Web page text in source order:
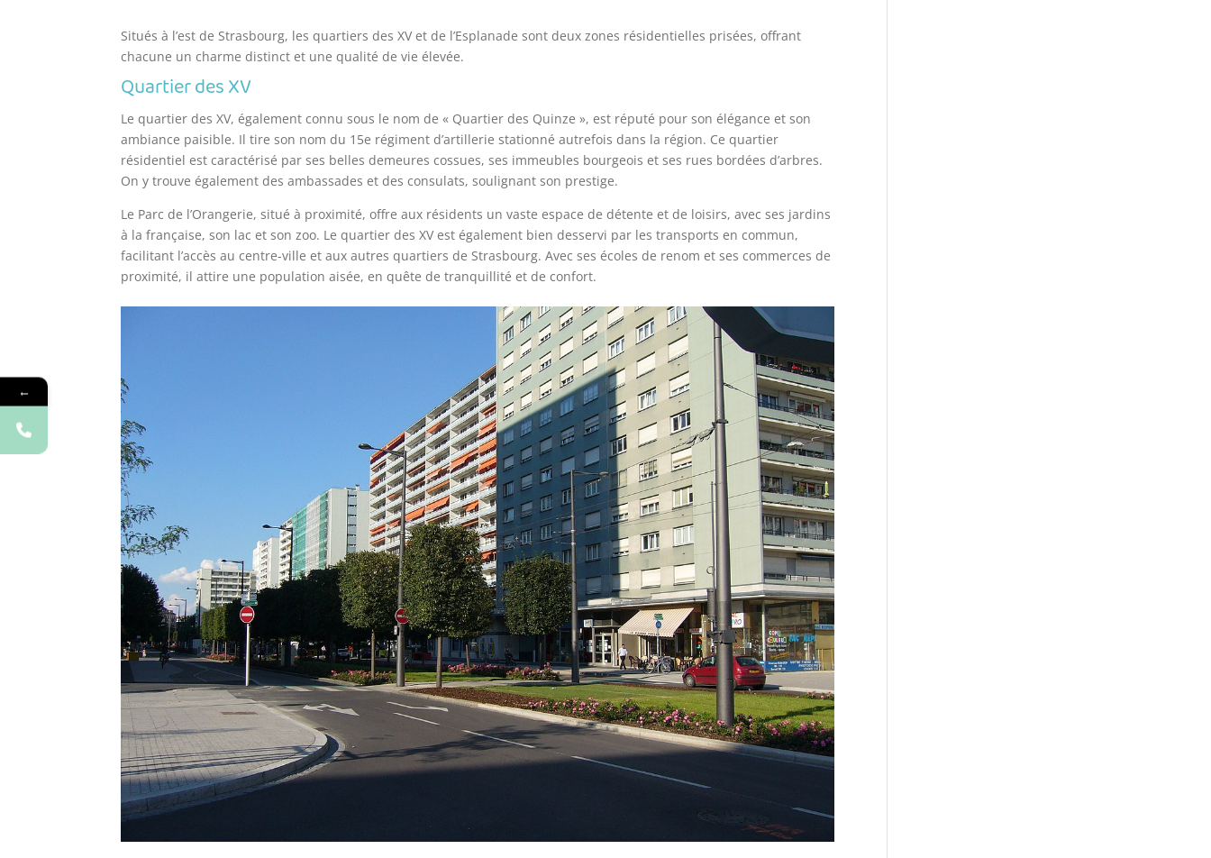
Situés à l’est de Strasbourg, les quartiers des XV et de l’Esplanade sont deux zones résidentielles prisées, offrant
chacune un charme distinct et une qualité de vie élevée.
Quartier des XV
Le quartier des XV, également connu sous le nom de « Quartier des Quinze », est réputé pour son élégance et son
ambiance paisible. Il tire son nom du 15e régiment d’artillerie stationné autrefois dans la région. Ce quartier
résidentiel est caractérisé par ses belles demeures cossues, ses immeubles bourgeois et ses rues bordées d’arbres.
On y trouve également des ambassades et des consulats, soulignant son prestige.
Le Parc de l’Orangerie, situé à proximité, offre aux résidents un vaste espace de détente et de loisirs, avec ses jardins
à la française, son lac et son zoo. Le quartier des XV est également bien desservi par les transports en commun,
facilitant l’accès au centre-ville et aux autres quartiers de Strasbourg. Avec ses écoles de renom et ses commerces de
proximité, il attire une population aisée, en quête de tranquillité et de confort.
←